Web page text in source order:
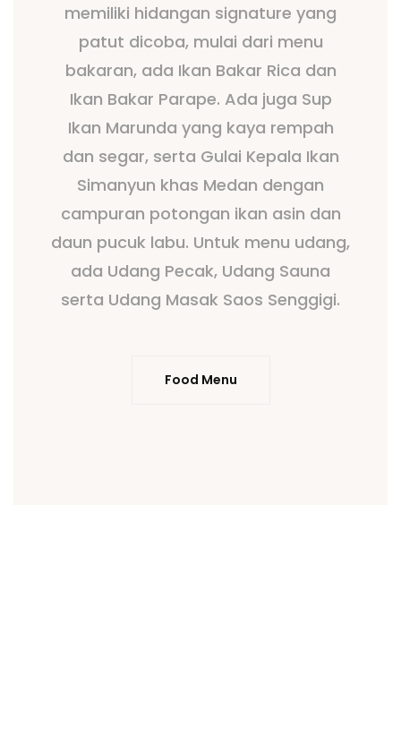
memiliki hidangan signature yang
patut dicoba, mulai dari menu
bakaran, ada Ikan Bakar Rica dan
Ikan Bakar Parape. Ada juga Sup
Ikan Marunda yang kaya rempah
dan segar, serta Gulai Kepala Ikan
Simanyun khas Medan dengan
campuran potongan ikan asin dan
daun pucuk labu. Untuk menu udang,
ada Udang Pecak, Udang Sauna
serta Udang Masak Saos Senggigi.
Food Menu